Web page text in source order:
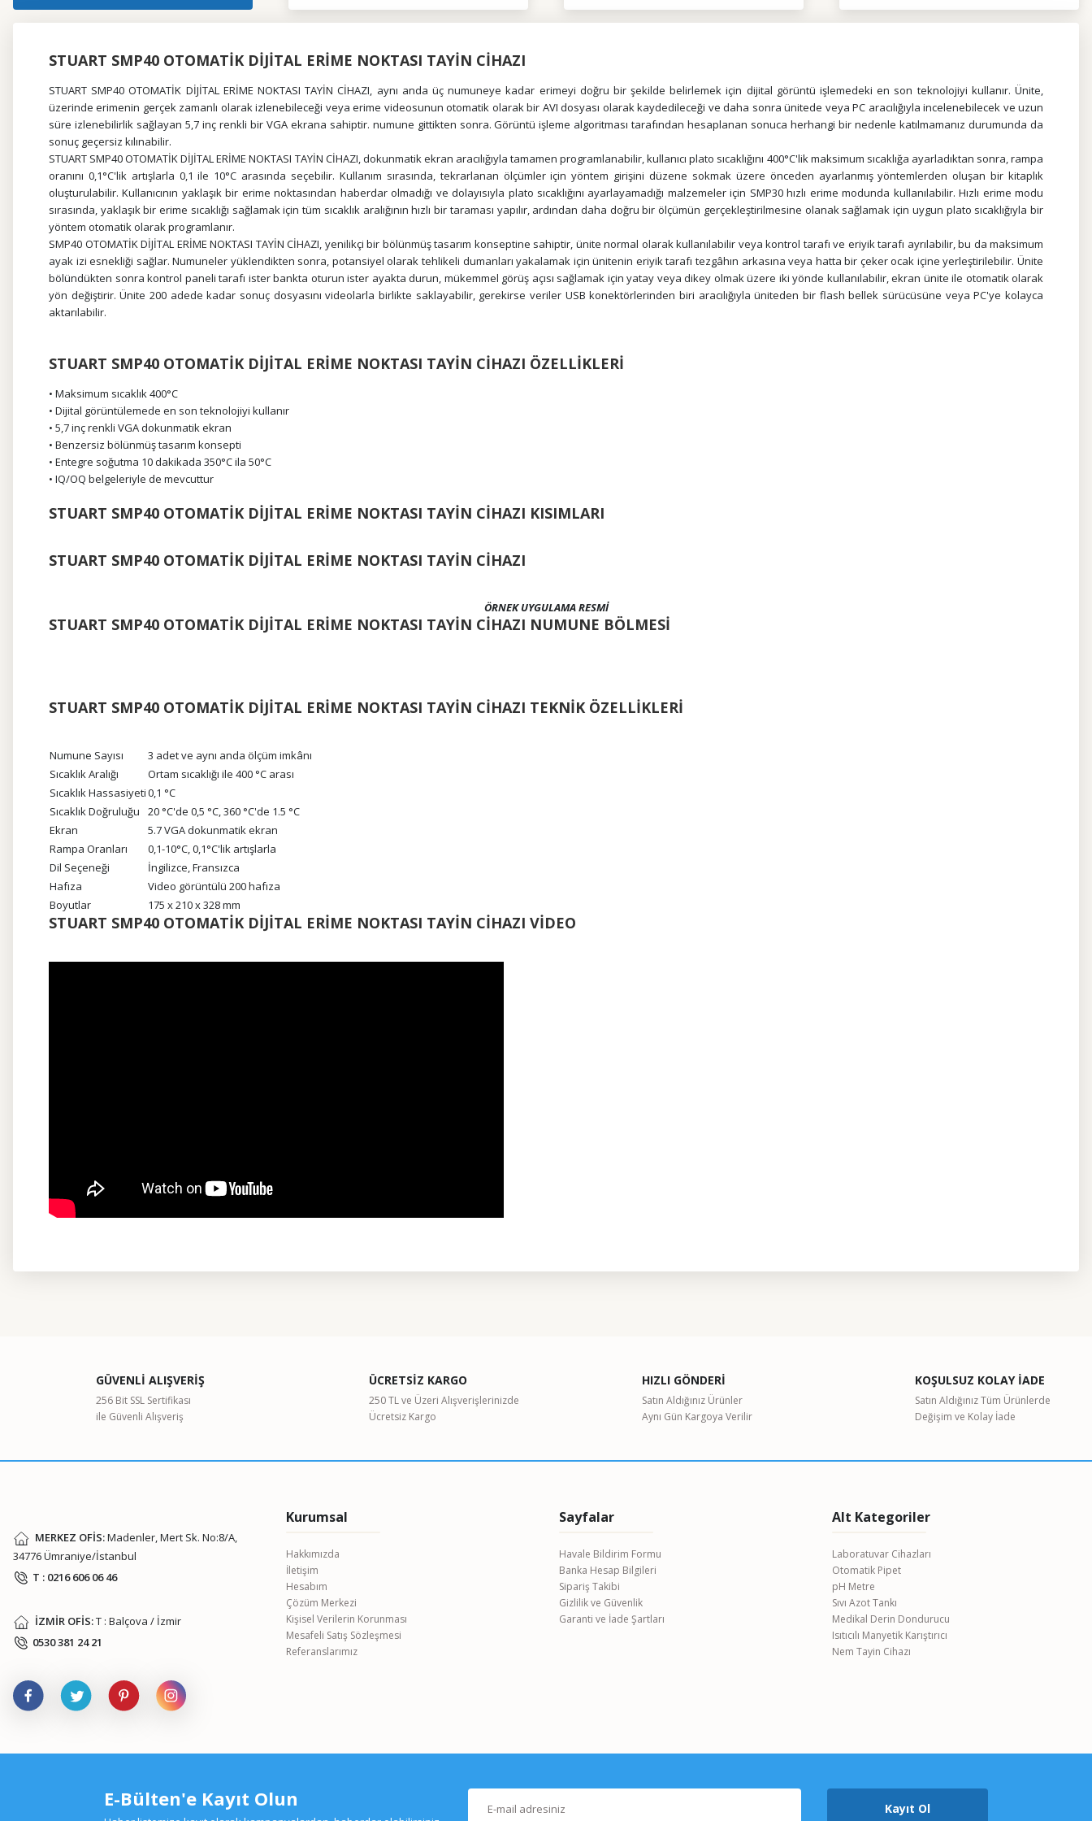
STUART SMP40 OTOMATİK DİJİTAL ERİME NOKTASI TAYİN CİHAZI
STUART SMP40 OTOMATİK DİJİTAL ERİME NOKTASI TAYİN CİHAZI, aynı anda üç numuneye kadar erimeyi doğru bir şekilde belirlemek için dijital görüntü işlemedeki en son teknolojiyi kullanır. Ünite,
üzerinde erimenin gerçek zamanlı olarak izlenebileceği veya erime videosunun otomatik olarak bir AVI dosyası olarak kaydedileceği ve daha sonra ünitede veya PC aracılığıyla incelenebilecek ve uzun
süre izlenebilirlik sağlayan 5,7 inç renkli bir VGA ekrana sahiptir. numune gittikten sonra. Görüntü işleme algoritması tarafından hesaplanan sonuca herhangi bir nedenle katılmamanız durumunda da
sonuç geçersiz kılınabilir.
STUART SMP40 OTOMATİK DİJİTAL ERİME NOKTASI TAYİN CİHAZI, dokunmatik ekran aracılığıyla tamamen programlanabilir, kullanıcı plato sıcaklığını 400°C'lik maksimum sıcaklığa ayarladıktan sonra, rampa
oranını 0,1°C'lik artışlarla 0,1 ile 10°C arasında seçebilir. Kullanım sırasında, tekrarlanan ölçümler için yöntem girişini düzene sokmak üzere önceden ayarlanmış yöntemlerden oluşan bir kitaplık
oluşturulabilir. Kullanıcının yaklaşık bir erime noktasından haberdar olmadığı ve dolayısıyla plato sıcaklığını ayarlayamadığı malzemeler için SMP30 hızlı erime modunda kullanılabilir. Hızlı erime modu
sırasında, yaklaşık bir erime sıcaklığı sağlamak için tüm sıcaklık aralığının hızlı bir taraması yapılır, ardından daha doğru bir ölçümün gerçekleştirilmesine olanak sağlamak için uygun plato sıcaklığıyla bir
yöntem otomatik olarak programlanır.
SMP40 OTOMATİK DİJİTAL ERİME NOKTASI TAYİN CİHAZI, yenilikçi bir bölünmüş tasarım konseptine sahiptir, ünite normal olarak kullanılabilir veya kontrol tarafı ve eriyik tarafı ayrılabilir, bu da maksimum
ayak izi esnekliği sağlar. Numuneler yüklendikten sonra, potansiyel olarak tehlikeli dumanları yakalamak için ünitenin eriyik tarafı tezgâhın arkasına veya hatta bir çeker ocak içine yerleştirilebilir. Ünite
bölündükten sonra kontrol paneli tarafı ister bankta oturun ister ayakta durun, mükemmel görüş açısı sağlamak için yatay veya dikey olmak üzere iki yönde kullanılabilir, ekran ünite ile otomatik olarak
yön değiştirir. Ünite 200 adede kadar sonuç dosyasını videolarla birlikte saklayabilir, gerekirse veriler USB konektörlerinden biri aracılığıyla üniteden bir flash bellek sürücüsüne veya PC'ye kolayca
aktarılabilir.
STUART SMP40 OTOMATİK DİJİTAL ERİME NOKTASI TAYİN CİHAZI ÖZELLİKLERİ
• Maksimum sıcaklık 400°C
• Dijital görüntülemede en son teknolojiyi kullanır
• 5,7 inç renkli VGA dokunmatik ekran
• Benzersiz bölünmüş tasarım konsepti
• Entegre soğutma 10 dakikada 350°C ila 50°C
• IQ/OQ belgeleriyle de mevcuttur
STUART SMP40 OTOMATİK DİJİTAL ERİME NOKTASI TAYİN CİHAZI KISIMLARI
STUART SMP40 OTOMATİK DİJİTAL ERİME NOKTASI TAYİN CİHAZI
ÖRNEK UYGULAMA RESMİ
STUART SMP40 OTOMATİK DİJİTAL ERİME NOKTASI TAYİN CİHAZI NUMUNE BÖLMESİ
STUART SMP40 OTOMATİK DİJİTAL ERİME NOKTASI TAYİN CİHAZI TEKNİK ÖZELLİKLERİ
Numune Sayısı
3 adet ve aynı anda ölçüm imkânı
Sıcaklık Aralığı
Ortam sıcaklığı ile 400 °C arası
Sıcaklık Hassasiyeti0,1 °C
Sıcaklık Doğruluğu
20 °C'de 0,5 °C, 360 °C'de 1.5 °C
Ekran
5.7 VGA dokunmatik ekran
Rampa Oranları
0,1-10°C, 0,1°C'lik artışlarla
Dil Seçeneği
İngilizce, Fransızca
Hafıza
Video görüntülü 200 hafıza
Boyutlar
175 x 210 x 328 mm
STUART SMP40 OTOMATİK DİJİTAL ERİME NOKTASI TAYİN CİHAZI VİDEO
Ürün açıklamasında eksik bilgiler bulunuyor.
Ürün bilgilerinde hatalar bulunuyor.
Gönder
GÜVENLİ ALIŞVERİŞ
256 Bit SSL Sertifikası
ile Güvenli Alışveriş
ÜCRETSİZ KARGO
250 TL ve Üzeri Alışverişlerinizde
Ücretsiz Kargo
HIZLI GÖNDERİ
Satın Aldığınız Ürünler
Aynı Gün Kargoya Verilir
KOŞULSUZ KOLAY İADE
Satın Aldığınız Tüm Ürünlerde
Değişim ve Kolay İade
MERKEZ OFİS:Madenler, Mert Sk. No:8/A,
34776 Ümraniye/İstanbul
T : 0216 606 06 46
İZMİR OFİS:T : Balçova / İzmir
0530 381 24 21
Kurumsal
Hakkımızda
İletişim
Hesabım
Çözüm Merkezi
Kişisel Verilerin Korunması
Mesafeli Satış Sözleşmesi
Referanslarımız
Sayfalar
Havale Bildirim Formu
Banka Hesap Bilgileri
Sipariş Takibi
Gizlilik ve Güvenlik
Garanti ve İade Şartları
Alt Kategoriler
Laboratuvar Cihazları
Otomatik Pipet
pH Metre
Sıvı Azot Tankı
Medikal Derin Dondurucu
Isıtıcılı Manyetik Karıştırıcı
Nem Tayin Cihazı
E-Bülten'e Kayıt Olun Kayıt Ol